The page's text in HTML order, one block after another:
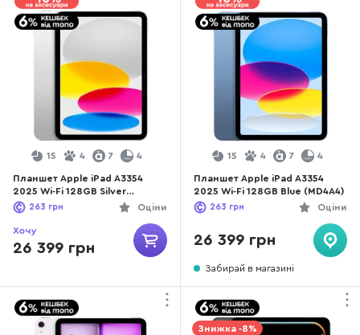
15 4 7 4
Планшет Apple iPad A3354
2025 Wi-Fi 128GB Silver
(MD3Y4)
Оціни
263 грн
Хочу
26 399 грн
15 4 7 4
Планшет Apple iPad A3354
2025 Wi-Fi 128GB Blue (MD4A4)
Оціни
263 грн
26 399 грн
Забирай в магазині
Знижка -8%